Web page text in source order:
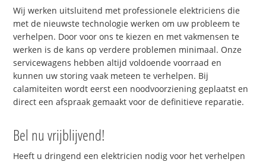
Wij werken uitsluitend met professionele elektriciens die
met de nieuwste technologie werken om uw probleem te
verhelpen. Door voor ons te kiezen en met vakmensen te
werken is de kans op verdere problemen minimaal. Onze
servicewagens hebben altijd voldoende voorraad en
kunnen uw storing vaak meteen te verhelpen. Bij
calamiteiten wordt eerst een noodvoorziening geplaatst en
direct een afspraak gemaakt voor de definitieve reparatie.
Bel nu vrijblijvend!
Heeft u dringend een elektricien nodig voor het verhelpen